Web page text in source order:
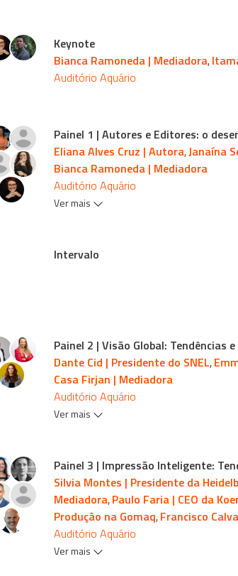
Keynote
Bianca Ramoneda | Mediadora,
Auditório Aquário
Painel 1 | Autores e Editores: o
Eliana Alves Cruz | Autora,Janaína
Bianca Ramoneda | Mediadora
Auditório Aquário
Ver mais
Intervalo
Painel 2 | Visão Global: Tendências
Dante Cid | Presidente do SNEL,
Casa Firjan | Mediadora
Auditório Aquário
Ver mais
Painel 3 | Impressão Inteligente:
Silvia Montes | Presidente da
Mediadora,Paulo Faria | CEO da
Produção na Gomaq,Francisco
Auditório Aquário
Ver mais